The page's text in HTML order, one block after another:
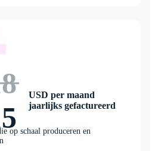
USD per maand
jaarlijks gefactureerd
op schaal produceren en